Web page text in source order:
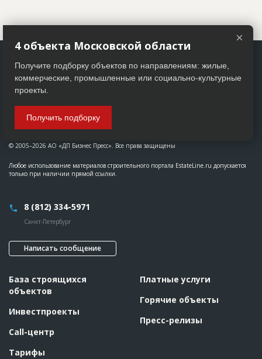
© 2005–2026 АО «ДП Бизнес Пресс». Все права защищены
Любое использование материалов строительного портала EstateLine.ru допускается
только при наличии прямой ссылки.
8 (812) 334-5971
Санкт-Петербург
Написать сообщение
База строящихся
объектов
Инвестпроекты
Call-центр
Тарифы
Платные услуги
Горячие объекты
Пресс-релизы
×
4 объекта Московской области
Получите подборку объектов по направлениям: жилые,
коммерческие, промышленные или социально-культурные
проекты.
Получить подборку